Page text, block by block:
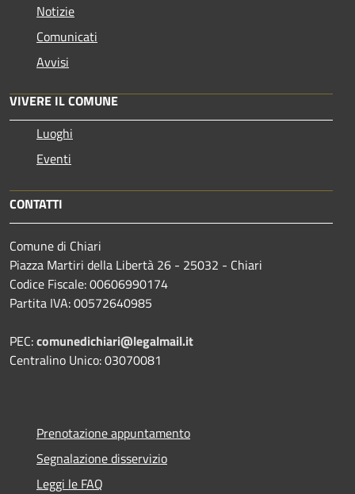
Notizie
Comunicati
Avvisi
VIVERE IL COMUNE
Luoghi
Eventi
CONTATTI
Comune di Chiari
Piazza Martiri della Libertà 26 - 25032 - Chiari
Codice Fiscale: 00606990174
Partita IVA: 00572640985
PEC:comunedichiari@legalmail.it
Centralino Unico: 03070081
Prenotazione appuntamento
Segnalazione disservizio
Leggi le FAQ